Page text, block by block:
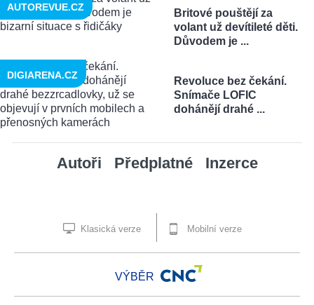
Britové pouštějí za
volant už devítileté děti.
Důvodem je ...
AUTOREVUE.CZ
Revoluce bez čekání.
Snímače LOFIC
dohánějí drahé ...
DIGIARENA.CZ
Autoři Předplatné Inzerce
Klasická verze Mobilní verze
VÝBĚR